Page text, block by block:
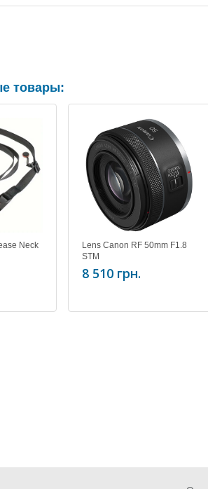
товары:
Neck
Lens Canon RF 50mm F1.8
STM
8 510 грн.